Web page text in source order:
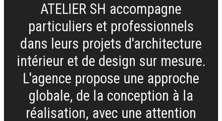
ATELIER SH accompagne
particuliers et professionnels
dans leurs projets d'architecture
intérieur et de design sur mesure.
L'agence propose une approche
globale, de la conception à la
réalisation, avec une attention